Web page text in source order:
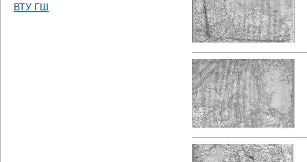
ВТУ ГШ